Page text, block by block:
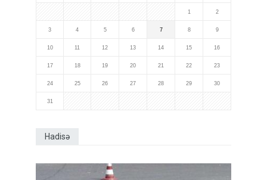
1 2
3 4 5 6 7 8 9
10 11 12 13 14 15 16
17 18 19 20 21 22 23
24 25 26 27 28 29 30
31
Hadisə